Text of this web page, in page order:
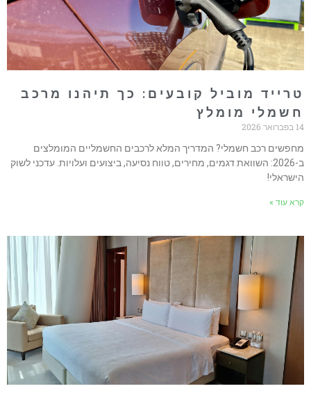
מוביל קובעים: כך תיהנו מרכב
מומלץ
רכב חשמלי? המדריך המלא לרכבים החשמליים המומלצים
ב-2026: השוואת דגמים, מחירים, טווח נסיעה, ביצועים ועלויות. עדכני לשוק
עוד »